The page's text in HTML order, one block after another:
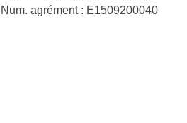
Num. agrément : E1509200040